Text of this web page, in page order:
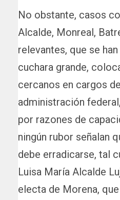
No obstante, casos
Alcalde, Monreal,
relevantes, que se
cuchara grande,
cercanos en cargos
administración
por razones de
ningún rubor señalan
debe erradicarse, tal
Luisa María Alcalde
electa de Morena,